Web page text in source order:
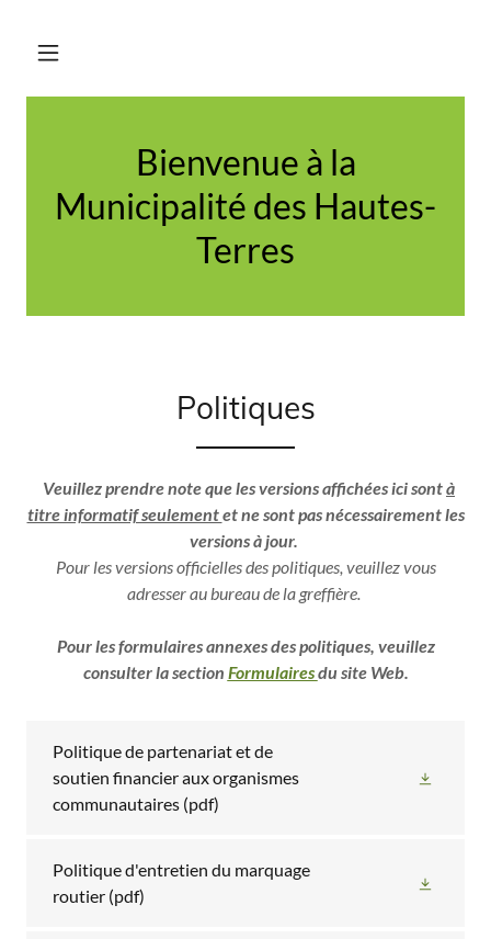
Bienvenue à la
Municipalité des Hautes-
Terres
Politiques
Veuillez prendre note que les versions affichées ici sontà
titre informatif seulementet ne sont pas nécessairement les
versions à jour.
Pour les versions officielles des politiques, veuillez vous
adresser au bureau de la greffière.
Pour les formulaires annexes des politiques, veuillez
consulter la section Formulairesdu site Web.
Politique de partenariat et de
soutien financier aux organismes
communautaires (pdf)
Politique d'entretien du marquage
routier (pdf)